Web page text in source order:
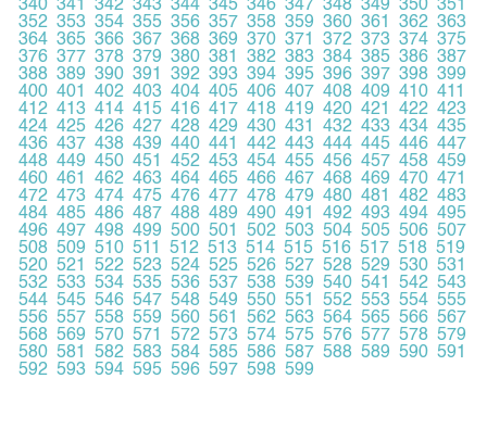
340 341 342 343 344 345 346 347 348 349 350 351
352 353 354 355 356 357 358 359 360 361 362 363
364 365 366 367 368 369 370 371 372 373 374 375
376 377 378 379 380 381 382 383 384 385 386 387
388 389 390 391 392 393 394 395 396 397 398 399
400 401 402 403 404 405 406 407 408 409 410 411
412 413 414 415 416 417 418 419 420 421 422 423
424 425 426 427 428 429 430 431 432 433 434 435
436 437 438 439 440 441 442 443 444 445 446 447
448 449 450 451 452 453 454 455 456 457 458 459
460 461 462 463 464 465 466 467 468 469 470 471
472 473 474 475 476 477 478 479 480 481 482 483
484 485 486 487 488 489 490 491 492 493 494 495
496 497 498 499 500 501 502 503 504 505 506 507
508 509 510 511 512 513 514 515 516 517 518 519
520 521 522 523 524 525 526 527 528 529 530 531
532 533 534 535 536 537 538 539 540 541 542 543
544 545 546 547 548 549 550 551 552 553 554 555
556 557 558 559 560 561 562 563 564 565 566 567
568 569 570 571 572 573 574 575 576 577 578 579
580 581 582 583 584 585 586 587 588 589 590 591
592 593 594 595 596 597 598 599